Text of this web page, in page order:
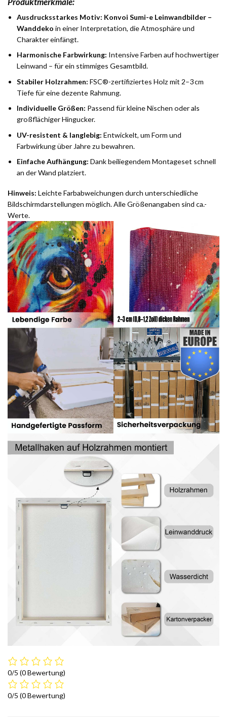
Ausdrucksstarkes Motiv: Konvoi Sumi-e Leinwandbilder –
Wanddeko in einer Interpretation, die Atmosphäre und
Charakter einfängt.
Harmonische Farbwirkung: Intensive Farben auf hochwertiger
Leinwand – für ein stimmiges Gesamtbild.
Stabiler Holzrahmen: FSC®-zertifiziertes Holz mit 2–3 cm
Tiefe für eine dezente Rahmung.
Individuelle Größen: Passend für kleine Nischen oder als
großflächiger Hingucker.
UV-resistent & langlebig: Entwickelt, um Form und
Farbwirkung über Jahre zu bewahren.
Einfache Aufhängung: Dank beiliegendem Montageset schnell
an der Wand platziert.
Hinweis: Leichte Farbabweichungen durch unterschiedliche
Bildschirmdarstellungen möglich. Alle Größenangaben sind ca.-
Werte.
0/5 (0 Bewertung)
0/5 (0 Bewertung)